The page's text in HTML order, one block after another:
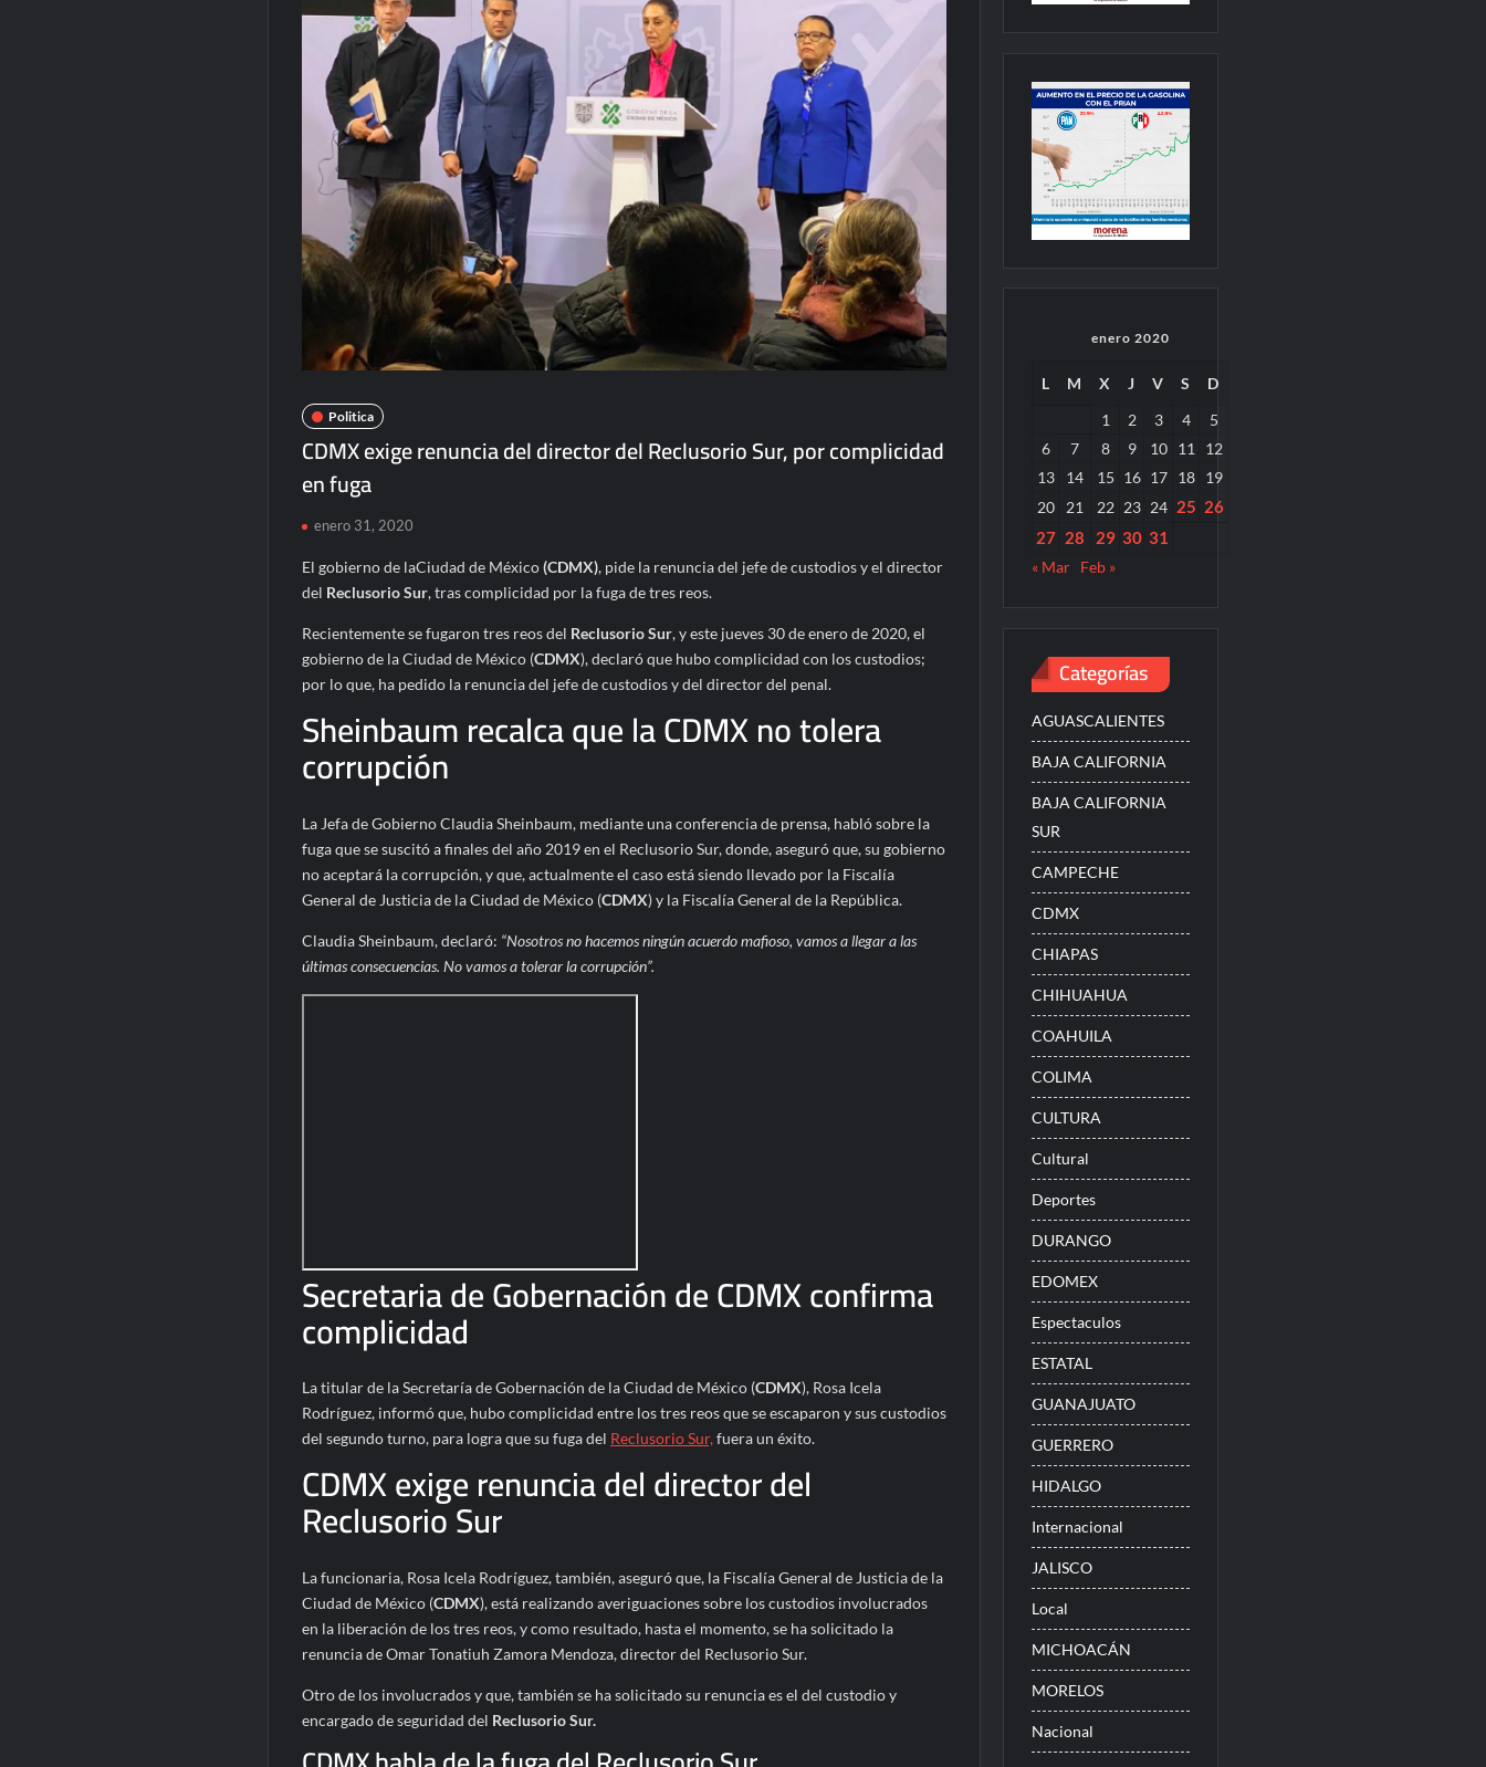
Politica
CDMX exige renuncia del director del Reclusorio Sur, por complicidad
en fuga
enero 31, 2020
El gobierno de laCiudad de México(CDMX), pide la renuncia del jefe de custodios y el director
del Reclusorio Sur, tras complicidad por la fuga de tres reos.
Recientemente se fugaron tres reos del Reclusorio Sur, y este jueves 30 de enero de 2020, el
gobierno de la Ciudad de México (CDMX), declaró que hubo complicidad con los custodios;
por lo que, ha pedido la renuncia del jefe de custodios y del director del penal.
Sheinbaum recalca que la CDMX no tolera
corrupción
La Jefa de Gobierno Claudia Sheinbaum, mediante una conferencia de prensa, habló sobre la
fuga que se suscitó a finales del año 2019 en el Reclusorio Sur, donde, aseguró que, su gobierno
no aceptará la corrupción, y que, actualmente el caso está siendo llevado por la Fiscalía
General de Justicia de la Ciudad de México (CDMX) y la Fiscalía General de la República.
Claudia Sheinbaum, declaró: “Nosotros no hacemos ningún acuerdo mafioso, vamos a llegar a las
últimas consecuencias. No vamos a tolerar la corrupción”.
Secretaria de Gobernación de CDMX confirma
complicidad
La titular de la Secretaría de Gobernación de la Ciudad de México (CDMX), Rosa Icela
Rodríguez, informó que, hubo complicidad entre los tres reos que se escaparon y sus custodios
del segundo turno, para logra que su fuga del Reclusorio Sur,fuera un éxito.
CDMX exige renuncia del director del
Reclusorio Sur
La funcionaria, Rosa Icela Rodríguez, también, aseguró que, la Fiscalía General de Justicia de la
Ciudad de México (CDMX), está realizando averiguaciones sobre los custodios involucrados
en la liberación de los tres reos, y como resultado, hasta el momento, se ha solicitado la
renuncia de Omar Tonatiuh Zamora Mendoza, director del Reclusorio Sur.
Otro de los involucrados y que, también se ha solicitado su renuncia es el del custodio y
encargado de seguridad del Reclusorio Sur.
enero 2020
L M X J V S
D
1
2 3 4
5
6
7 8 9 10 11
12
13
14 15 16 17 18
19
20
21 22 23 24 25 26
27 28 29 30 31
« Mar Feb »
Categorías
AGUASCALIENTES
BAJA CALIFORNIA
BAJA CALIFORNIA
SUR
CAMPECHE
CDMX
CHIAPAS
CHIHUAHUA
COAHUILA
COLIMA
CULTURA
Cultural
Deportes
DURANGO
EDOMEX
Espectaculos
ESTATAL
GUANAJUATO
GUERRERO
HIDALGO
Internacional
JALISCO
Local
MICHOACÁN
MORELOS
Nacional